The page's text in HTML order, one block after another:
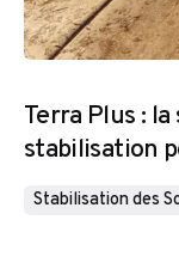
Terra Plus :
stabilisation
Stabilisation des